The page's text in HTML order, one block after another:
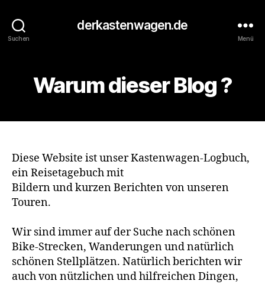
Suchen
derkastenwagen.de
Menü
Warum dieser Blog ?
Diese Website ist unser Kastenwagen-Logbuch,
ein Reisetagebuch mit
Bildern und kurzen Berichten von unseren
Touren.
Wir sind immer auf der Suche nach schönen
Bike-Strecken, Wanderungen und natürlich
schönen Stellplätzen. Natürlich berichten wir
auch von nützlichen und hilfreichen Dingen,